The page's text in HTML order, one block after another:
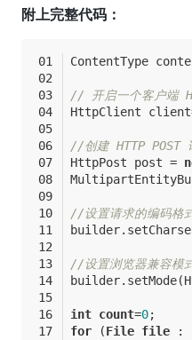
附上完整代码：
ContentType
// 开启一个客户端
HttpClient
//创建 HTTP POST
HttpPost post =
//设置请求的编码格
//设置浏览器兼容模
int count=0;
for (File file :